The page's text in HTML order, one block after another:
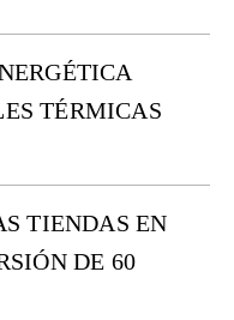
TÉRMICAS
TIENDAS EN
DE 60